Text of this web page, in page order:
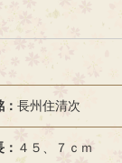
長州住清次
４５、７ｃｍ